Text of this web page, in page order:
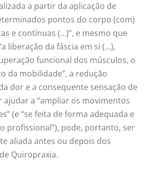
a partir da aplicação de
pontos do corpo (com)
e contínuas (…)”, e mesmo que
liberação da fáscia em si (…),
funcional dos músculos, o
da mobilidade”, a redução
dor e a consequente sensação de
ajudar a “ampliar os movimentos
(e “se feita de forma adequada e
profissional”), pode, portanto, ser
aliada antes ou depois dos
Quiropraxia.